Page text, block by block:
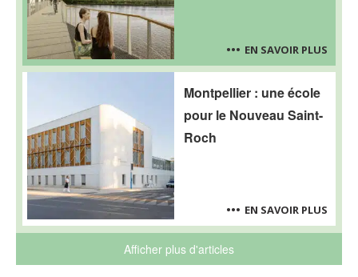
EN SAVOIR PLUS
Montpellier : une école
pour le Nouveau Saint-
Roch
EN SAVOIR PLUS
Afficher plus d'articles